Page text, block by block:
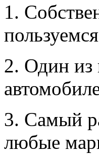
1.
2. Один из
3. Самый
любые